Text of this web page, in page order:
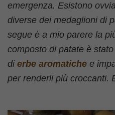
emergenza. Esistono
diverse dei medaglioni di
segue è a mio parere la
composto di patate è
di erbe aromatiche e
per renderli più croccanti.